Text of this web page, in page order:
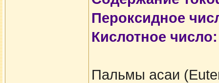
Пероксидное
Кислотное число:
Пальмы асаи